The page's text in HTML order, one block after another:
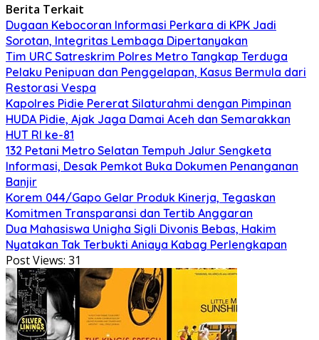
Berita Terkait
Dugaan Kebocoran Informasi Perkara di KPK Jadi
Sorotan, Integritas Lembaga Dipertanyakan
Tim URC Satreskrim Polres Metro Tangkap Terduga
Pelaku Penipuan dan Penggelapan, Kasus Bermula dari
Restorasi Vespa
Kapolres Pidie Pererat Silaturahmi dengan Pimpinan
HUDA Pidie, Ajak Jaga Damai Aceh dan Semarakkan
HUT RI ke-81
132 Petani Metro Selatan Tempuh Jalur Sengketa
Informasi, Desak Pemkot Buka Dokumen Penanganan
Banjir
Korem 044/Gapo Gelar Produk Kinerja, Tegaskan
Komitmen Transparansi dan Tertib Anggaran
Dua Mahasiswa Unigha Sigli Divonis Bebas, Hakim
Nyatakan Tak Terbukti Aniaya Kabag Perlengkapan
Post Views: 31